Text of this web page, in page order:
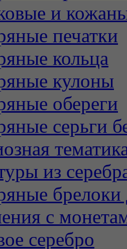
и
печатки
кольца
кулоны
обереги
серьги
из
с
серебро